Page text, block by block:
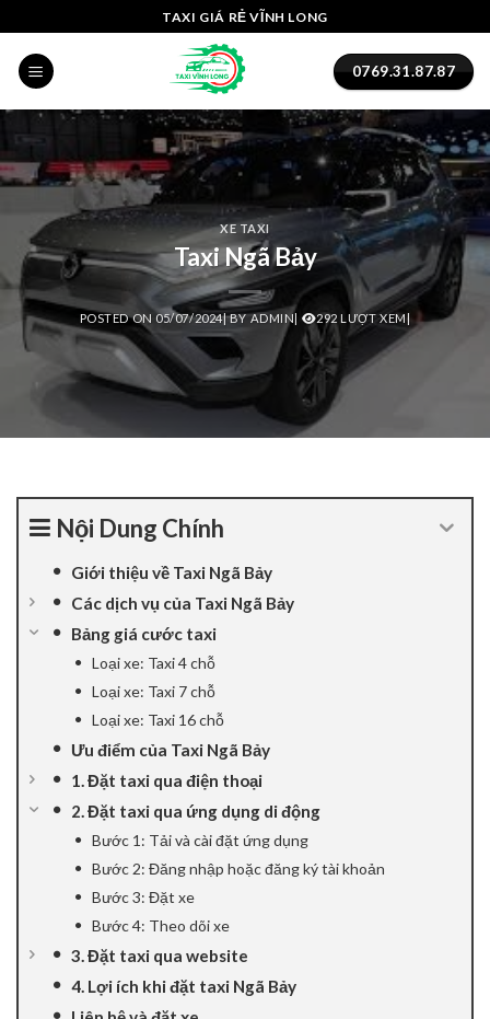
panel
paketleri
panel
panel
panel
panel
panel
panel
Panel
giriş
panel
panel
to
content
TAXI GIÁ RẺ VĨNH LONG
0769.31.87.87
XE TAXI
Taxi Ngã Bảy
POSTED ON 05/07/2024|BYADMIN| 292 LƯỢT XEM|
Nội Dung Chính
Giới thiệu về Taxi Ngã Bảy
Các dịch vụ của Taxi Ngã Bảy
Bảng giá cước taxi
Loại xe: Taxi 4 chỗ
Loại xe: Taxi 7 chỗ
Loại xe: Taxi 16 chỗ
Ưu điểm của Taxi Ngã Bảy
1. Đặt taxi qua điện thoại
2. Đặt taxi qua ứng dụng di động
Bước 1: Tải và cài đặt ứng dụng
Bước 2: Đăng nhập hoặc đăng ký tài khoản
Bước 3: Đặt xe
Bước 4: Theo dõi xe
3. Đặt taxi qua website
4. Lợi ích khi đặt taxi Ngã Bảy